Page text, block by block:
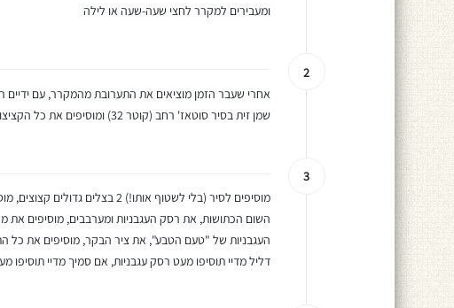
ומעבירים למקרר לחצי שעה-שעה או לילה
2
אחרי שעבר הזמן מוציאים את התערובת מהמקרר, עם ידיים
שמן זית בסיר סוטאז' רחב (קוטר 32) ומוסיפים את כל הקציצות להשחמה, משחימים מכל צד ומוציאים לצלחת נפרדת
3
מוסיפים לסיר (בלי לשטוף אותו!)
השום הכתושות, את רסק העגבניות ומערבבים, מוסיפים
העגבניות של "טעם הטבע", את ציר הבקר, מוסיפים את כל
דליל מדיי תוסיפו מעט רסק עגבניות, אם סמיך מדיי תוסיפו